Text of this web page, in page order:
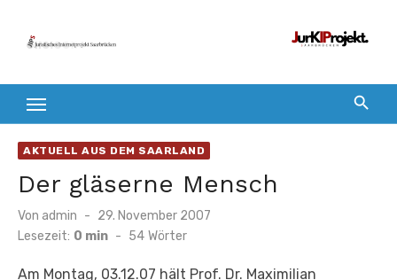
Inhalt
AKTUELL AUS DEM SAARLAND
Der gläserne Mensch
Von admin
Veröffentlicht
am
29. November 2007
Lesezeit: 0 min - 54 Wörter
Am Montag, 03.12.07 hält Prof. Dr. Maximilian